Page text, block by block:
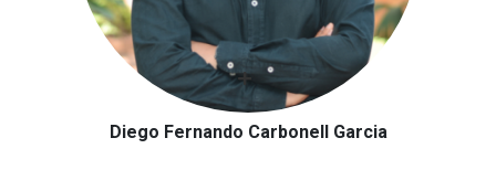
Diego Fernando Carbonell Garcia